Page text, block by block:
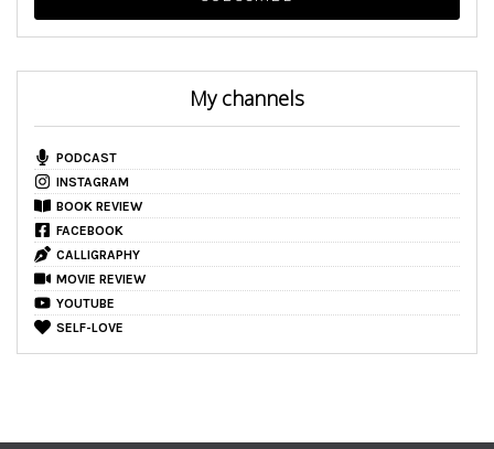
My channels
PODCAST
INSTAGRAM
BOOK REVIEW
FACEBOOK
CALLIGRAPHY
MOVIE REVIEW
YOUTUBE
SELF-LOVE